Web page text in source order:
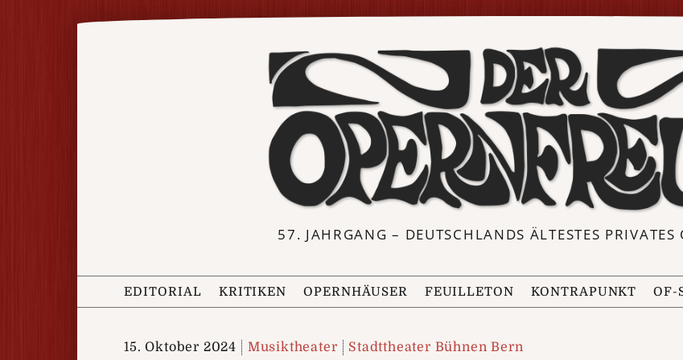
57. JAHRGANG – DEUTSCHLANDS ÄLTESTES
EDITORIAL KRITIKEN OPERNHÄUSER FEUILLETON KONTRAPUNKT OF-
15. Oktober 2024 Musiktheater Stadttheater Bühnen Bern